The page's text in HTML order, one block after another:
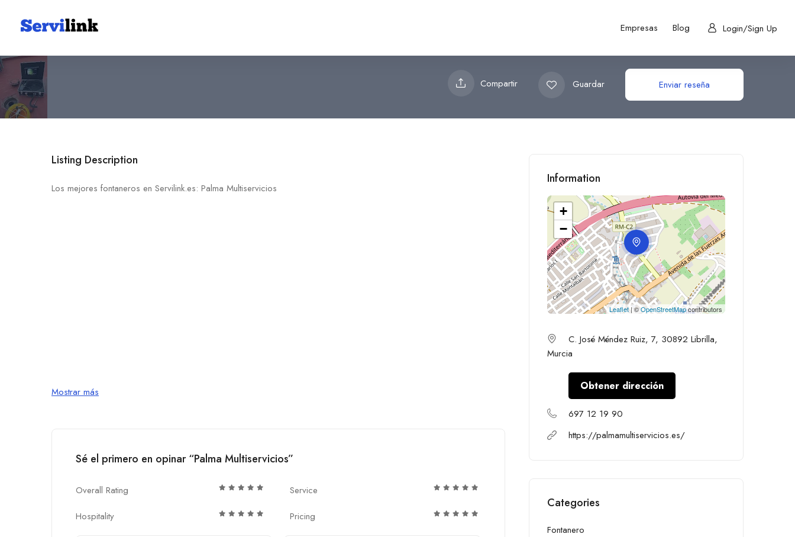
Empresas Blog Login/Sign Up
Palma Multiservicios
Compartir Guardar Enviar reseña
Listing Description
Los mejores fontaneros en Servilink.es: Palma Multiservicios
Mostrar más
Sé el primero en opinar “Palma Multiservicios”
Overall Rating
Service
Hospitality
Pricing
Information
+
−
Leaflet| ©OpenStreetMapcontributors
C. José Méndez Ruiz, 7, 30892 Librilla,
Murcia
Obtener dirección
697 12 19 90
https://palmamultiservicios.es/
Categories
Fontanero